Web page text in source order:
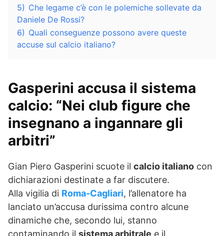
5) Che legame c’è con le polemiche sollevate da
Daniele De Rossi?
6) Quali conseguenze possono avere queste
accuse sul calcio italiano?
Gasperini accusa il sistema
calcio: “Nei club figure che
insegnano a ingannare gli
arbitri”
Gian Piero Gasperini scuote il calcio italiano con
dichiarazioni destinate a far discutere.
Alla vigilia di Roma-Cagliari, l’allenatore ha
lanciato un’accusa durissima contro alcune
dinamiche che, secondo lui, stanno
contaminando il sistema arbitrale e il